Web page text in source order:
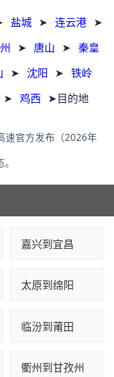
盐城 ➤ 连云港 ➤
➤ 唐山 ➤ 秦皇
➤ 沈阳 ➤ 铁岭
➤ 鸡西 ➤目的地
速官方发布（2026年
嘉兴到宜昌
太原到绵阳
临汾到莆田
衢州到甘孜州